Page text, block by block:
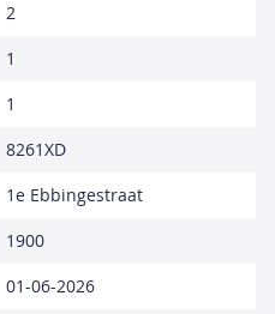
2
1
1
8261XD
1e Ebbingestraat
1900
01-06-2026